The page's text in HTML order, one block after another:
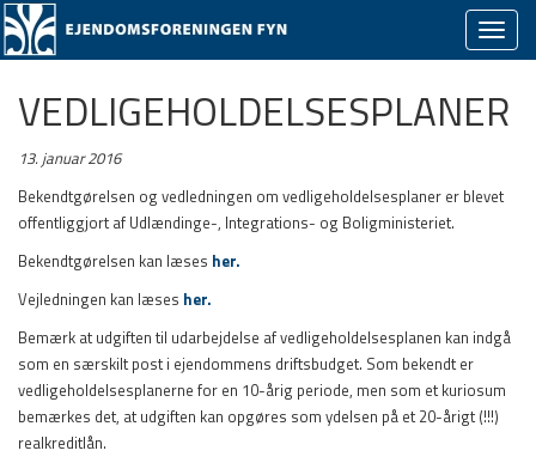
Skjul/
VEDLIGEHOLDELSESPLANER
13. januar 2016
Bekendtgørelsen og vedledningen om vedligeholdelsesplaner er blevet
offentliggjort af Udlændinge-, Integrations- og Boligministeriet.
Bekendtgørelsen kan læses her.
Vejledningen kan læses her.
Bemærk at udgiften til udarbejdelse af vedligeholdelsesplanen kan indgå
som en særskilt post i ejendommens driftsbudget. Som bekendt er
vedligeholdelsesplanerne for en 10-årig periode, men som et kuriosum
bemærkes det, at udgiften kan opgøres som ydelsen på et 20-årigt (!!!)
realkreditlån.